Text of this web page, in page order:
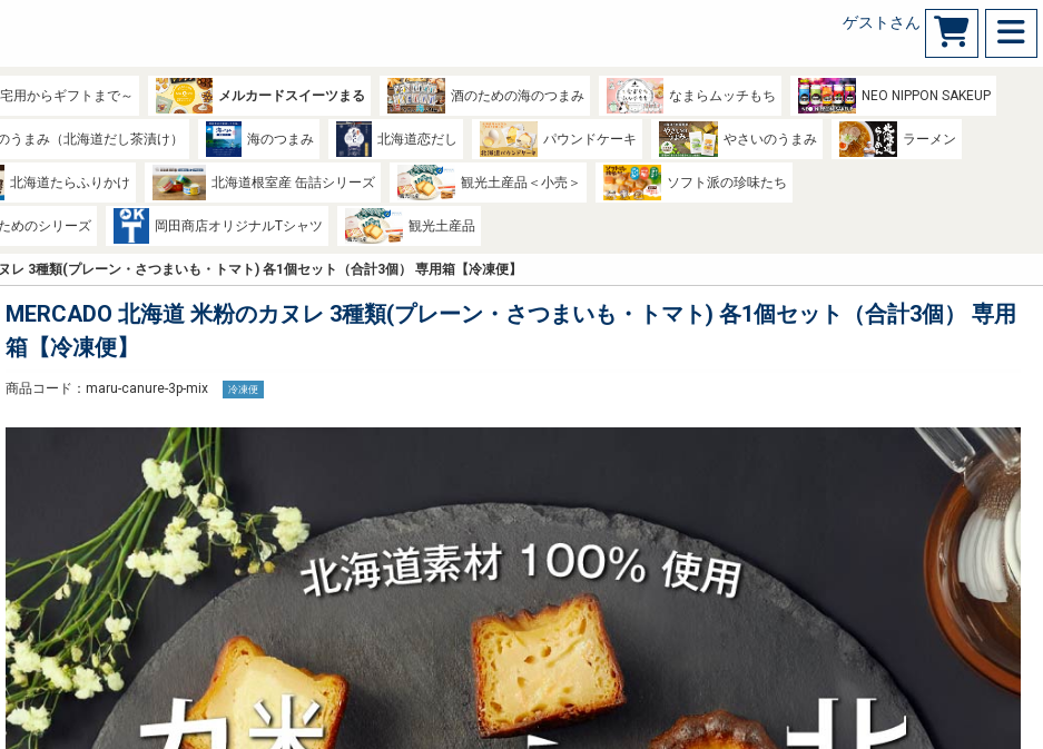
ゲストさん
用からギフトまで～ メルカードスイーツまる 酒のための海のつまみ なまらムッチもち NEO NIPPON SAKEUP
うまみ（北海道だし茶漬け） 海のつまみ 北海道恋だし パウンドケーキ やさいのうまみ ラーメン
北海道たらふりかけ 北海道根室産 缶詰シリーズ 観光土産品＜小売＞ ソフト派の珍味たち
めのシリーズ 岡田商店オリジナルTシャツ 観光土産品
レ 3種類(プレーン・さつまいも・トマト) 各1個セット（合計3個） 専用箱【冷凍便】
MERCADO 北海道 米粉のカヌレ 3種類(プレーン・さつまいも・トマト) 各1個セット（合計3個） 専用
箱【冷凍便】
商品コード：maru-canure-3p-mix 冷凍便